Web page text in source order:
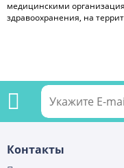
медицинскими
здравоохранения, на
Контакты